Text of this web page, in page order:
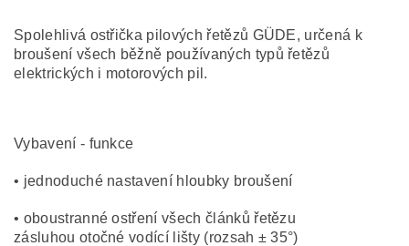
Spolehlivá ostřička pilových řetězů GÜDE, určená k
broušení všech běžně používaných typů řetězů
elektrických i motorových pil.
Vybavení - funkce
• jednoduché nastavení hloubky broušení
• oboustranné ostření všech článků řetězu
zásluhou otočné vodící lišty (rozsah ± 35°)